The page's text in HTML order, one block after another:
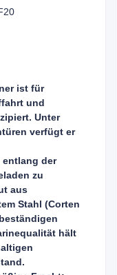
ist für
und
Unter
verfügt er
der
zu
aus
Stahl (Corten
hält